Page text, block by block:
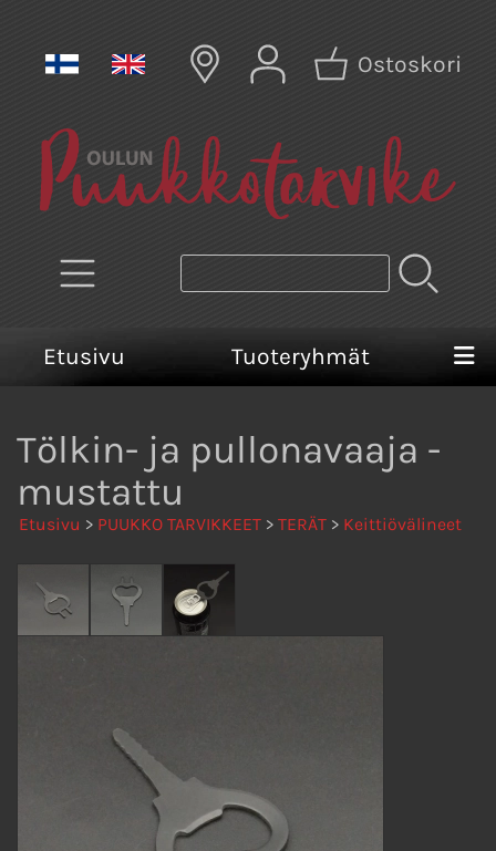
Ostoskori
Etusivu Tuoteryhmät
Tölkin- ja pullonavaaja -
mustattu
Etusivu > PUUKKO TARVIKKEET > TERÄT > Keittiövälineet